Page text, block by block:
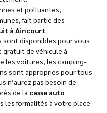
et polluantes,
fait partie des
à Aincourt.
sont disponibles pour vous
gratuit de véhicule à
les voitures, les camping-
sont appropriés pour tous
n’aurez pas besoin de
de la casse auto
les formalités à votre place.